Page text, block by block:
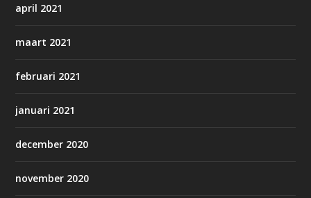
april 2021
maart 2021
februari 2021
januari 2021
december 2020
november 2020